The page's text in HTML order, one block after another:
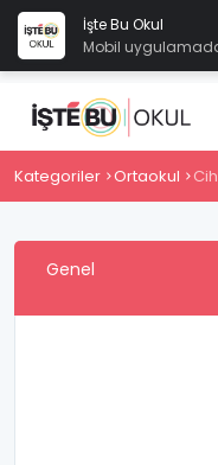
İşte Bu Okul
Mobil
Kategoriler Ortaokul
Genel